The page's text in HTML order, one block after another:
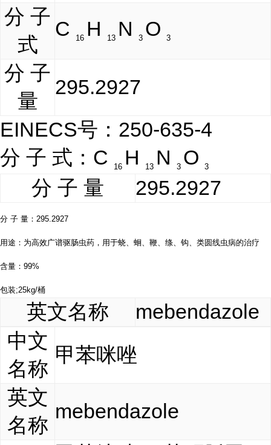
分 子
式
C 16 H 13 N 3 O 3
分 子
量
295.2927
EINECS号：250-635-4
分 子 式：C
16 H 13 N 3 O 3
分 子 量 295.2927
分 子 量：295.2927
用途：为高效广谱驱肠虫药，用于蛲、蛔、鞭、绦、钩、类圆线虫病的治疗
含量：99%
包装;25kg/桶
英文名称
mebendazole
中文
名称
甲苯咪唑
英文
名称
mebendazole